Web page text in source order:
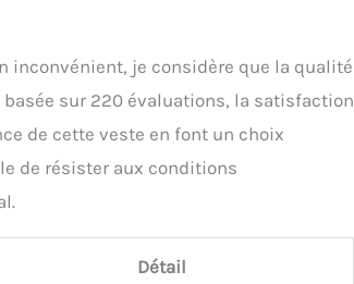
je considère que la qualité
sur 220 évaluations, la satisfaction
de cette veste en font un choix
de résister aux conditions
Détail